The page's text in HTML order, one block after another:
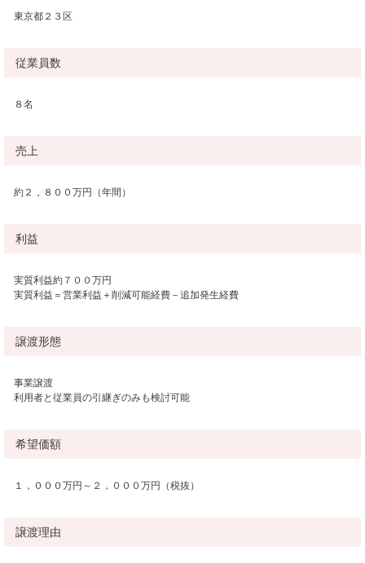
東京都２３区
従業員数
８名
売上
約２，８００万円（年間）
利益
実質利益約７００万円
実質利益＝営業利益＋削減可能経費－追加発生経費
譲渡形態
事業譲渡
利用者と従業員の引継ぎのみも検討可能
希望価額
１，０００万円～２，０００万円（税抜）
譲渡理由